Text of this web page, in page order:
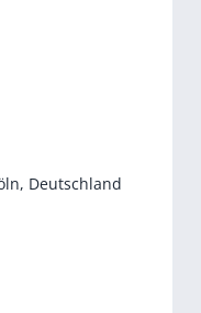
Deutschland